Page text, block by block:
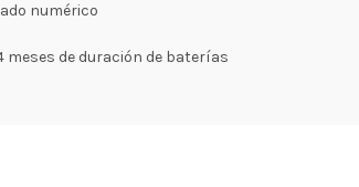
numérico
meses de duración de baterías